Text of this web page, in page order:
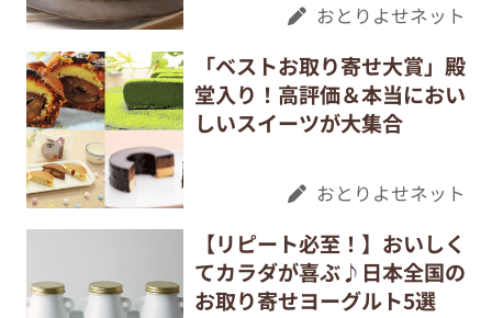
おとりよせネット
「ベストお取り寄せ大賞」殿
堂入り！高評価＆本当におい
しいスイーツが大集合
おとりよせネット
【リピート必至！】おいしく
てカラダが喜ぶ♪日本全国の
お取り寄せヨーグルト5選